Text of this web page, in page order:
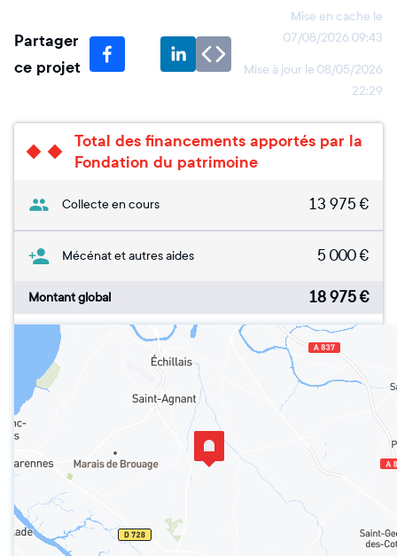
Partager
ce projet
Mise en cache le
07/08/2026 09:43
Mise à jour le 08/05/2026
22:29
Total des financements apportés par la
Fondation du patrimoine
Collecte en cours 13 975 €
Mécénat et autres aides 5 000€
Montant global 18 975€